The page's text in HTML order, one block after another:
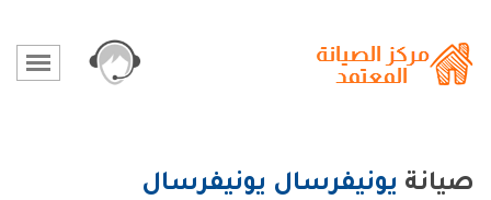
صيانة يونيفرسال يونيفرسال